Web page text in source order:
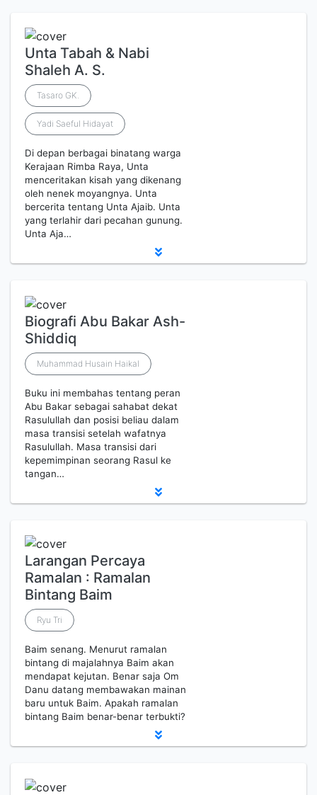
Unta Tabah & Nabi
Shaleh A. S.
Tasaro GK.
Yadi Saeful Hidayat
Di depan berbagai binatang warga
Kerajaan Rimba Raya, Unta
menceritakan kisah yang dikenang
oleh nenek moyangnya. Unta
bercerita tentang Unta Ajaib. Unta
yang terlahir dari pecahan gunung.
Unta Aja…
Biografi Abu Bakar Ash-
Shiddiq
Muhammad Husain Haikal
Buku ini membahas tentang peran
Abu Bakar sebagai sahabat dekat
Rasulullah dan posisi beliau dalam
masa transisi setelah wafatnya
Rasulullah. Masa transisi dari
kepemimpinan seorang Rasul ke
tangan…
Larangan Percaya
Ramalan : Ramalan
Bintang Baim
Ryu Tri
Baim senang. Menurut ramalan
bintang di majalahnya Baim akan
mendapat kejutan. Benar saja Om
Danu datang membawakan mainan
baru untuk Baim. Apakah ramalan
bintang Baim benar-benar terbukti?